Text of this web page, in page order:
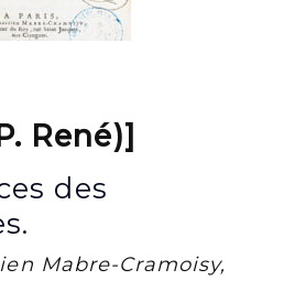
René)]
des
Mabre-Cramoisy,